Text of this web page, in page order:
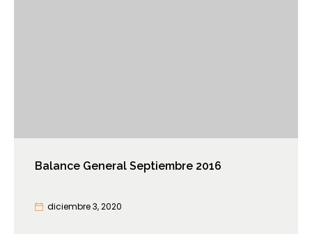
Balance General Septiembre 2016
diciembre 3, 2020